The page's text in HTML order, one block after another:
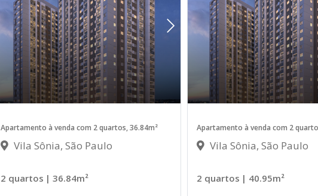
Apartamento à venda com 2 quartos, 36.84m²
Vila Sônia, São Paulo
2 quartos | 36.84m²
Apartamento à venda com 2
Vila Sônia, São Paulo
2 quartos | 40.95m²